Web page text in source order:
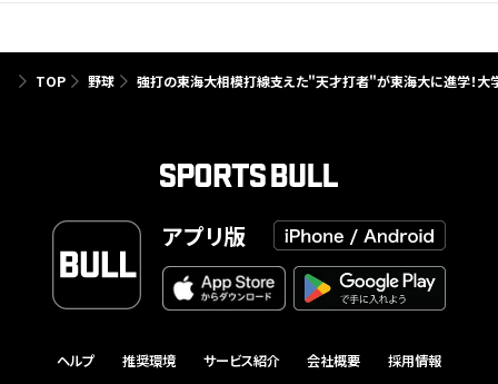
TOP 野球 強打の東海大相模打線支えた"天才打者"が東海大に進学！大
アプリ版
ヘルプ 推奨環境 サービス紹介 会社概要 採用情報